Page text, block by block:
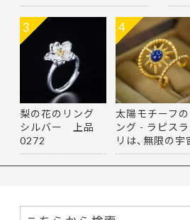
梨の花のリング
シルバー 上品
0272
3
太陽モチーフの
ング - ラピス
リは、無限の宇
を思…
4